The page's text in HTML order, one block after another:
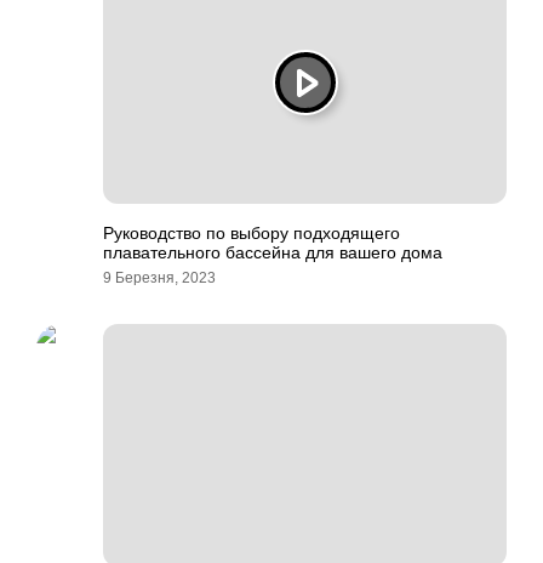
Руководство по выбору подходящего
плавательного бассейна для вашего дома
9 Березня, 2023